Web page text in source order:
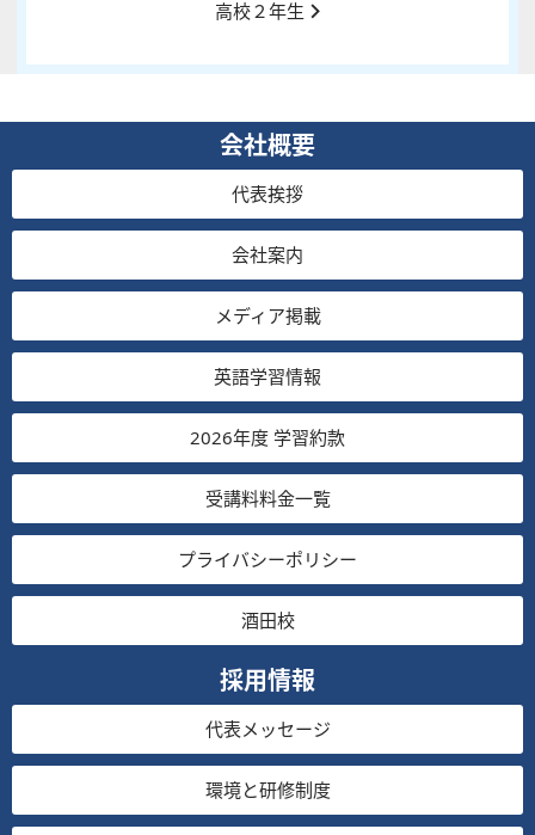
高校２年生
会社概要
代表挨拶
会社案内
メディア掲載
英語学習情報
2026年度 学習約款
受講料料金一覧
プライバシーポリシー
酒田校
採用情報
代表メッセージ
環境と研修制度